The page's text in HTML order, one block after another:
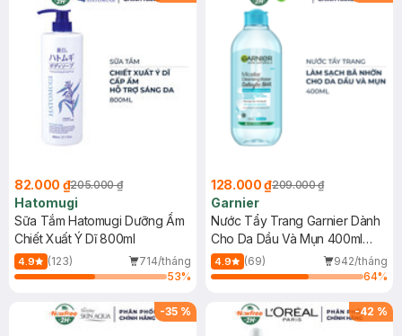
82.000 ₫205.000 ₫
Hatomugi
Sữa Tắm Hatomugi Dưỡng Ẩm
Chiết Xuất Ý Dĩ 800ml
4.9 (123)
714/tháng
53%
128.000 ₫209.000 ₫
Garnier
Nước Tẩy Trang Garnier Dành
Cho Da Dầu Và Mụn 400ml
(Mới)
4.9 (69)
942/tháng
64%
-35 % -42 %